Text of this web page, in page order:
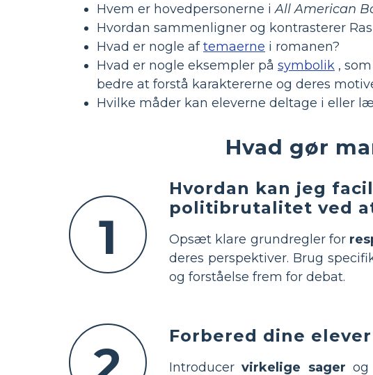
Hvem er hovedpersonerne iAll American
Hvordan sammenligner og kontrasterer
Hvad er nogle aftemaerne i romanen?
Hvad er nogle eksempler på symbolik ,
bedre at forstå karaktererne og deres
Hvilke måder kan eleverne deltage i eller
Hvad gør
1
Hvordan kan jeg
politibrutalitet ved
Opsæt klare grundregler for
deres perspektiver. Brug
og forståelse frem for debat.
Forbered dine
Introducervirkelige sager og